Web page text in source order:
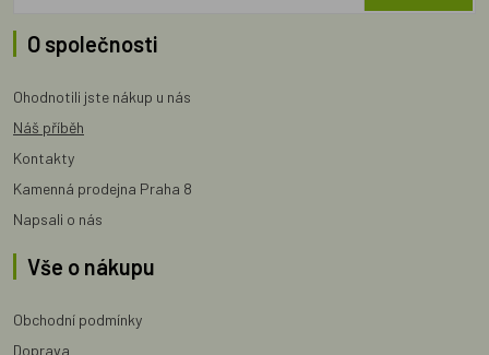
O společnosti
Ohodnotili jste nákup u nás
Náš příběh
Kontakty
Kamenná prodejna Praha 8
Napsali o nás
Vše o nákupu
Obchodní podmínky
Doprava